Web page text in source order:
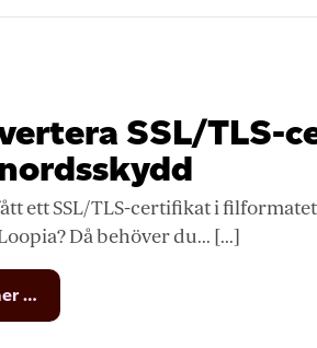
SSL/TLS-
ett SSL/TLS-certifikat i
Då behöver du... [...]
…from
Konvertera